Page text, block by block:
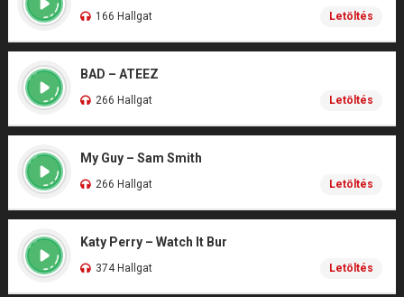
166 Hallgat Letöltés
BAD – ATEEZ
266 Hallgat Letöltés
My Guy – Sam Smith
266 Hallgat Letöltés
Katy Perry – Watch It Bur
374 Hallgat Letöltés